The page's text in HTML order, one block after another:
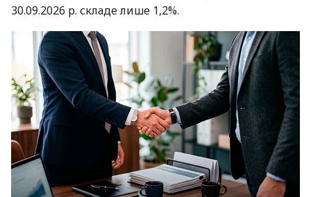
30.09.2026 р. складе лише 1,2%.